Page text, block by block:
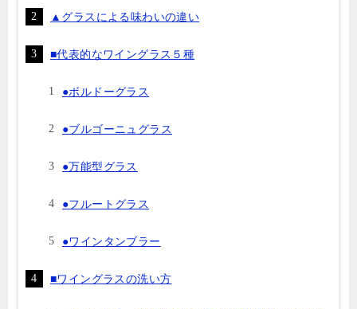
▲グラスによる味わいの違い
■代表的なワイングラス５種
●ボルドーグラス
●ブルゴーニュグラス
●万能型グラス
●フルートグラス
●ワインタンブラー
■ワイングラスの洗い方